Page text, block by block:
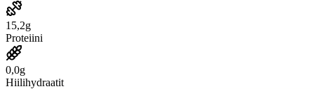
15,2g
Proteiini
0,0g
Hiilihydraatit